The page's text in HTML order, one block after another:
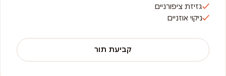
גזיזת ציפורניים
ניקוי אוזניים
קביעת תור